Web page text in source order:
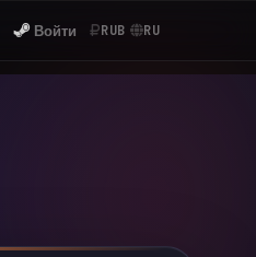
Войти RUB RU